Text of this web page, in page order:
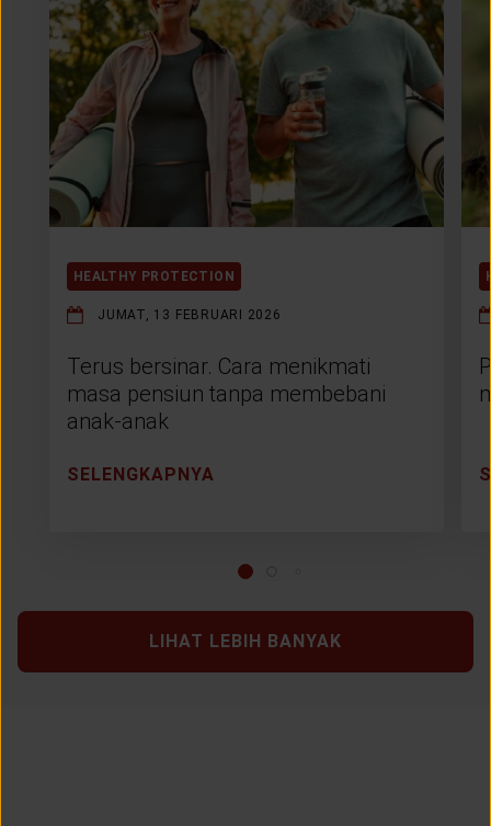
HEALTHY PROTECTION
JUMAT, 13 FEBRUARI 2026
Terus bersinar. Cara menikmati
masa pensiun tanpa membebani
anak-anak
SELENGKAPNYA
LIHAT LEBIH BANYAK